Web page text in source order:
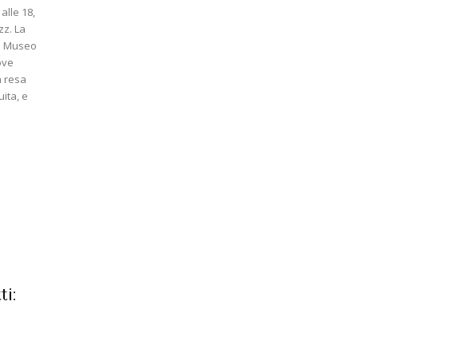
18,
La
Museo
resa
e